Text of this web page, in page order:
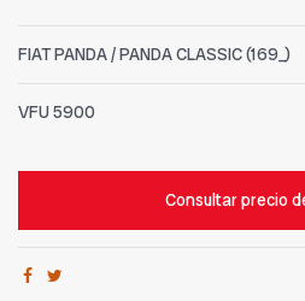
FIAT PANDA / PANDA CLASSIC (169_)
VFU 5900
Consultar precio